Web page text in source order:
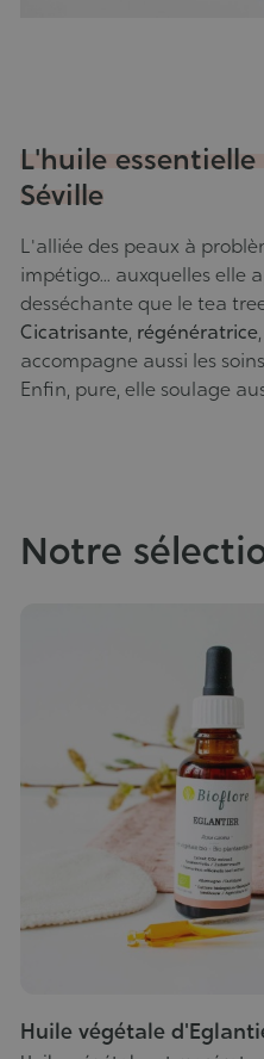
L'huile
Séville
L'alliée des peaux à
impétigo... auxquelles elle
desséchante que le tea
Cicatrisante, régénératrice,
accompagne aussi les
Enfin, pure, elle soulage
Notre
Huile végétale
Grade